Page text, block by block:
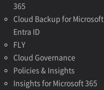
365
Cloud Backup for Microsoft
Entra ID
FLY
Cloud Governance
Policies & Insights
Insights for Microsoft 365